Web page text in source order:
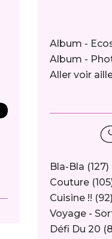
Bla-Bla (127)
Couture
Cuisine !! (92)
Voyage -
Défi Du 20
Album -
Album -
Aller voir